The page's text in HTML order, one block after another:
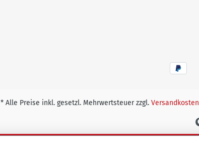
* Alle Preise inkl. gesetzl. Mehrwertsteuer zzgl. Versandkosten